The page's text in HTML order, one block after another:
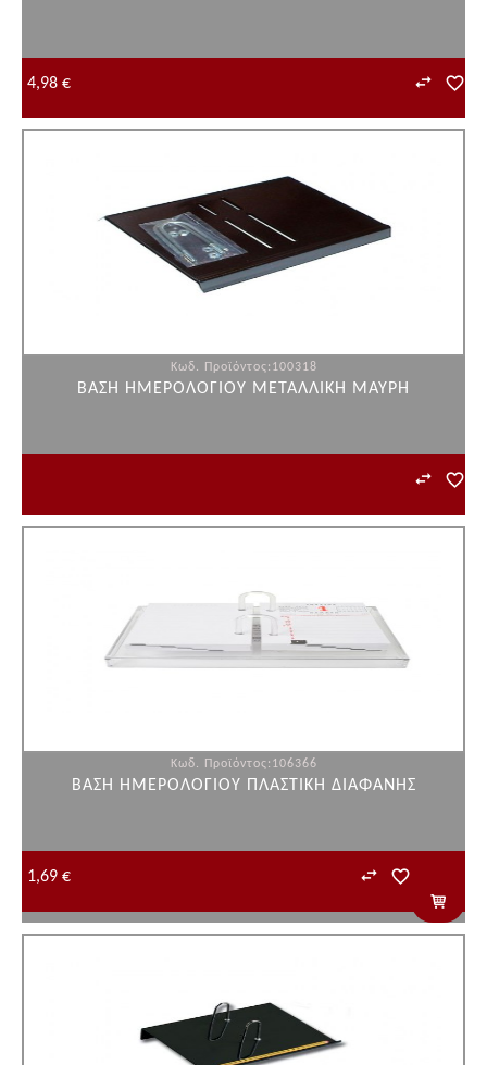
4,98 €
Κωδ. Προϊόντος:100318
ΒΑΣΗ ΗΜΕΡΟΛΟΓΙΟΥ ΜΕΤΑΛΛΙΚΗ ΜΑΥΡΗ
Κωδ. Προϊόντος:106366
ΒΑΣΗ ΗΜΕΡΟΛΟΓΙΟΥ ΠΛΑΣΤΙΚΗ ΔΙΑΦΑΝΗΣ
1,69 €